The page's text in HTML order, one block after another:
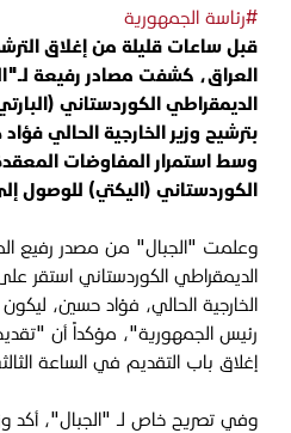
#رئاسة الجمهورية
قبل ساعات قليلة من إغلاق
العراق، كشفت مصادر رفيعة
الديمقراطي الكوردستاني
بترشيح وزير الخارجية الحالي
وسط استمرار المفاوضات
الكوردستاني (اليكتي) للوصول
وعلمت "الجبال" من مصدر رفيع
الديمقراطي الكوردستاني استقر
الخارجية الحالي، فؤاد حسين،
رئيس الجمهورية"، مؤكداً أن
إغلاق باب التقديم في الساعة
وفي تصريح خاص لـ "الجبال"، أكد